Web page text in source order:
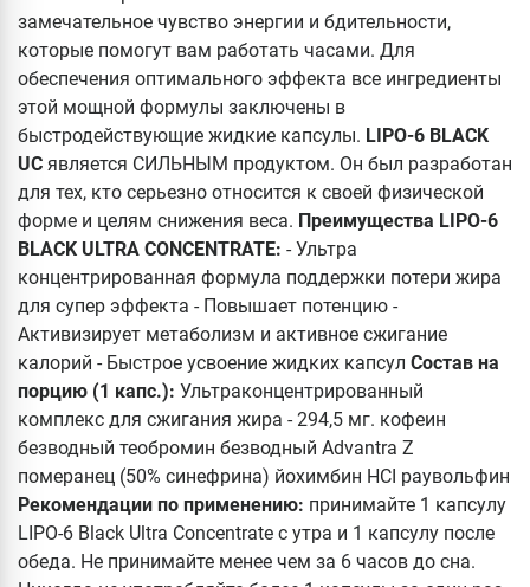
замечательное чувство энергии и бдительности,
которые помогут вам работать часами. Для
обеспечения оптимального эффекта все ингредиенты
этой мощной формулы заключены в
быстродействующие жидкие капсулы. LIPO-6 BLACK
UC является СИЛЬНЫМ продуктом. Он был разработан
для тех, кто серьезно относится к своей физической
форме и целям снижения веса. Преимущества LIPO-6
BLACK ULTRA CONCENTRATE: - Ультра
концентрированная формула поддержки потери жира
для супер эффекта - Повышает потенцию -
Активизирует метаболизм и активное сжигание
калорий - Быстрое усвоение жидких капсул Состав на
порцию (1 капс.): Ультраконцентрированный
комплекс для сжигания жира - 294,5 мг. кофеин
безводный теобромин безводный Advantra Z
померанец (50% синефрина) йохимбин HCI раувольфин
Рекомендации по применению: принимайте 1 капсулу
LIPO-6 Black Ultra Concentrate с утра и 1 капсулу после
обеда. Не принимайте менее чем за 6 часов до сна.